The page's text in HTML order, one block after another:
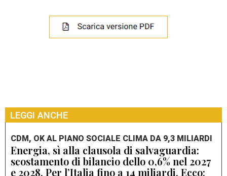
LEGGI ANCHE
CDM, OK AL PIANO SOCIALE CLIMA DA 9,3 MILIARDI
Energia, sì alla clausola di salvaguardia:
scostamento di bilancio dello 0,6% nel 2027
e 2028. Per l’Italia fino a 14 miliardi, Ecco: